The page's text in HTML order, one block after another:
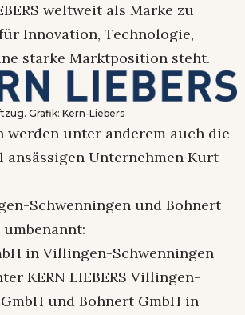
weltweit als Marke zu
Innovation, Technologie,
starke Marktposition steht.
Grafik: Kern-Liebers
werden unter anderem auch die
ansässigen Unternehmen Kurt
Schwenningen und Bohnert
in Villingen-Schwenningen
KERN LIEBERS Villingen-
und Bohnert GmbH in